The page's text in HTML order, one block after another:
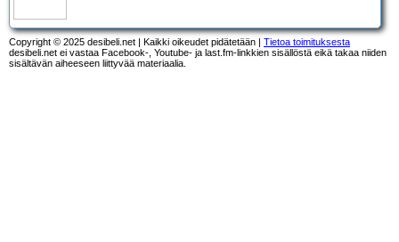
Copyright © 2025 desibeli.net | Kaikki oikeudet pidätetään | Tietoa toimituksesta
desibeli.net ei vastaa Facebook-, Youtube- ja last.fm-linkkien sisällöstä eikä takaa niiden
sisältävän aiheeseen liittyvää materiaalia.